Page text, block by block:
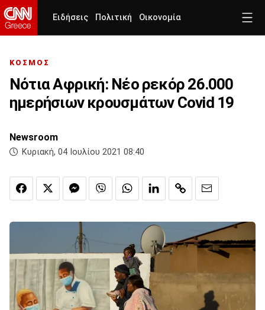
Ειδήσεις Πολιτική Οικονομία
ΚΟΣΜΟΣ
Νότια Αφρική: Νέο ρεκόρ 26.000
ημερήσιων κρουσμάτων Covid 19
Newsroom
Κυριακή, 04 Ιουλίου 2021 08:40